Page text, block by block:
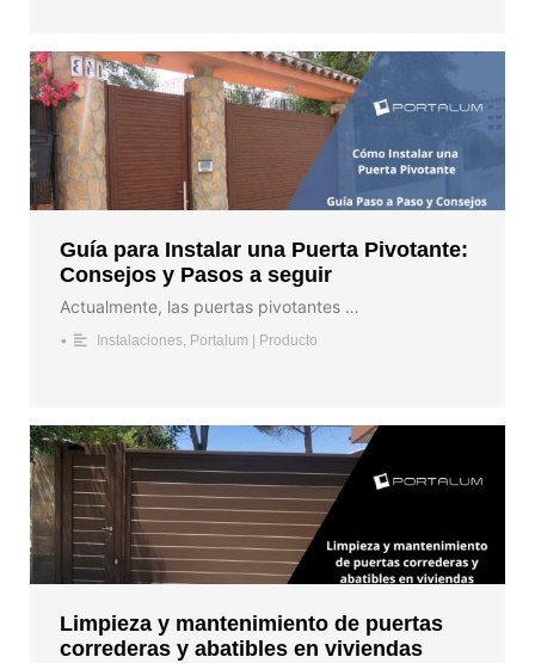
Guía para Instalar una Puerta Pivotante:
Consejos y Pasos a seguir
Actualmente, las puertas pivotantes …
• Instalaciones, Portalum | Producto
Limpieza y mantenimiento de puertas
correderas y abatibles en viviendas